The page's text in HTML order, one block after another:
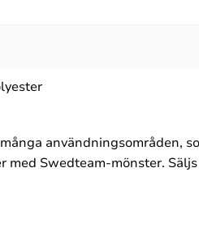
användningsområden,
med Swedteam-mönster.